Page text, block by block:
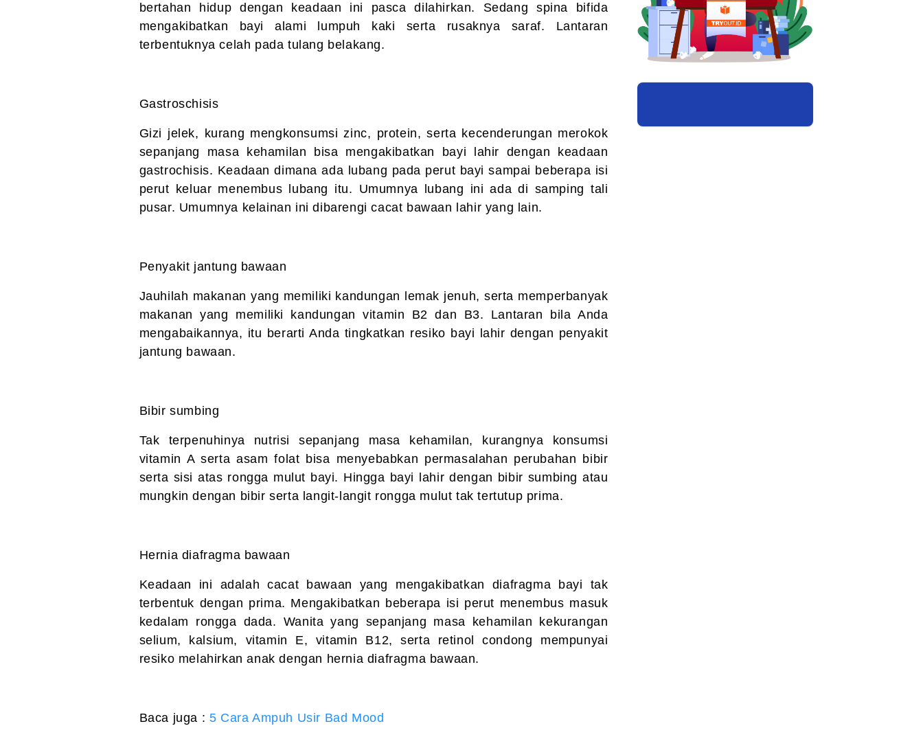
bertahan hidup dengan keadaan ini pasca dilahirkan. Sedang spina bifida
mengakibatkan bayi alami lumpuh kaki serta rusaknya saraf. Lantaran
terbentuknya celah pada tulang belakang.
Gastroschisis
Gizi jelek, kurang mengkonsumsi zinc, protein, serta kecenderungan merokok
sepanjang masa kehamilan bisa mengakibatkan bayi lahir dengan keadaan
gastrochisis. Keadaan dimana ada lubang pada perut bayi sampai beberapa isi
perut keluar menembus lubang itu. Umumnya lubang ini ada di samping tali
pusar. Umumnya kelainan ini dibarengi cacat bawaan lahir yang lain.
Penyakit jantung bawaan
Jauhilah makanan yang memiliki kandungan lemak jenuh, serta memperbanyak
makanan yang memiliki kandungan vitamin B2 dan B3. Lantaran bila Anda
mengabaikannya, itu berarti Anda tingkatkan resiko bayi lahir dengan penyakit
jantung bawaan.
Bibir sumbing
Tak terpenuhinya nutrisi sepanjang masa kehamilan, kurangnya konsumsi
vitamin A serta asam folat bisa menyebabkan permasalahan perubahan bibir
serta sisi atas rongga mulut bayi. Hingga bayi lahir dengan bibir sumbing atau
mungkin dengan bibir serta langit-langit rongga mulut tak tertutup prima.
Hernia diafragma bawaan
Keadaan ini adalah cacat bawaan yang mengakibatkan diafragma bayi tak
terbentuk dengan prima. Mengakibatkan beberapa isi perut menembus masuk
kedalam rongga dada. Wanita yang sepanjang masa kehamilan kekurangan
selium, kalsium, vitamin E, vitamin B12, serta retinol condong mempunyai
resiko melahirkan anak dengan hernia diafragma bawaan.
Baca juga : 5 Cara Ampuh Usir Bad Mood